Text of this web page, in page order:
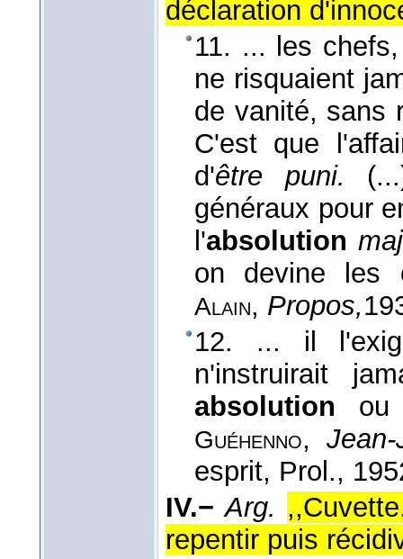
déclaration
11. ... les
ne risquaient
de vanité, sans
C'est que
d'être puni.
généraux pour
l'absolution
on devine les
Alain, Propos,
12. ... il
n'instruirait
absolution
Guéhenno,
esprit, Prol.,
IV.− Arg.
repentir puis